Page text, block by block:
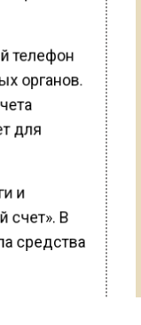
телефон
органов.
для
и
счет». В
средства